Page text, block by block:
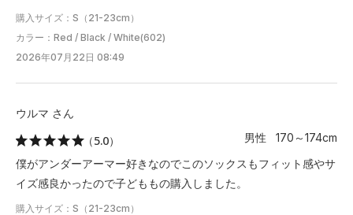
購入サイズ：S（21-23cm）
カラー：Red / Black / White(602)
2026年07月22日 08:49
ウルマ さん
（5.0）
男性 170～174cm
僕がアンダーアーマー好きなのでこのソックスもフィット感やサ
イズ感良かったので子どももの購入しました。
購入サイズ：S（21-23cm）